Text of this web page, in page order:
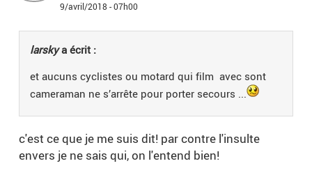
9/avril/2018 - 07h00
larskya écrit :
et aucuns cyclistes ou motard qui film avec sont
cameraman ne s’arrête pour porter secours ...
c'est ce que je me suis dit! par contre l'insulte
envers je ne sais qui, on l'entend bien!